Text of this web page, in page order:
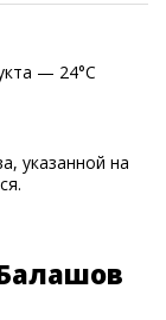
— 24°С
указанной на